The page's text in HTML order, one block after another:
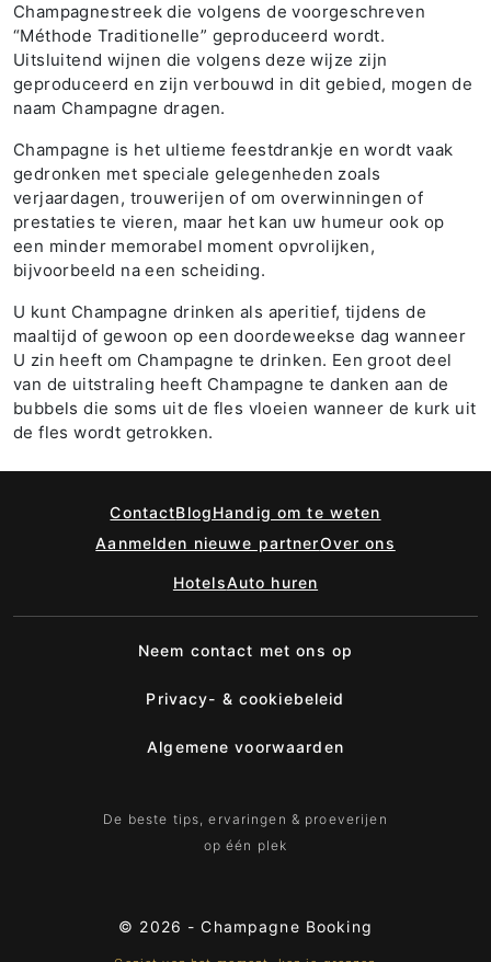
Champagnestreek die volgens de voorgeschreven
“Méthode Traditionelle” geproduceerd wordt.
Uitsluitend wijnen die volgens deze wijze zijn
geproduceerd en zijn verbouwd in dit gebied, mogen de
naam Champagne dragen.
Champagne is het ultieme feestdrankje en wordt vaak
gedronken met speciale gelegenheden zoals
verjaardagen, trouwerijen of om overwinningen of
prestaties te vieren, maar het kan uw humeur ook op
een minder memorabel moment opvrolijken,
bijvoorbeeld na een scheiding.
U kunt Champagne drinken als aperitief, tijdens de
maaltijd of gewoon op een doordeweekse dag wanneer
U zin heeft om Champagne te drinken. Een groot deel
van de uitstraling heeft Champagne te danken aan de
bubbels die soms uit de fles vloeien wanneer de kurk uit
de fles wordt getrokken.
ContactBlogHandig om te weten
Aanmelden nieuwe partnerOver ons
HotelsAuto huren
Neem contact met ons op
Privacy- & cookiebeleid
Algemene voorwaarden
De beste tips, ervaringen & proeverijen
op één plek
© 2026 -Champagne Booking